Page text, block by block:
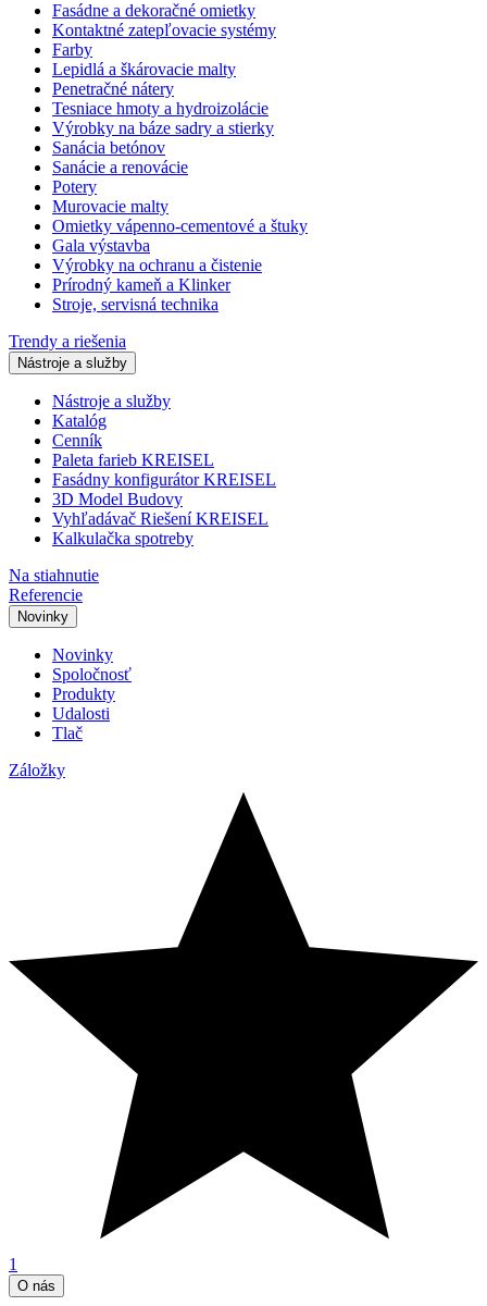
Fasádne a dekoračné omietky
Kontaktné zatepľovacie systémy
Farby
Lepidlá a škárovacie malty
Penetračné nátery
Tesniace hmoty a hydroizolácie
Výrobky na báze sadry a stierky
Sanácia betónov
Sanácie a renovácie
Potery
Murovacie malty
Omietky vápenno-cementové a štuky
Gala výstavba
Výrobky na ochranu a čistenie
Prírodný kameň a Klinker
Stroje, servisná technika
Trendy a riešenia
Nástroje a služby
Nástroje a služby
Katalóg
Cenník
Paleta farieb KREISEL
Fasádny konfigurátor KREISEL
3D Model Budovy
Vyhľadávač Riešení KREISEL
Kalkulačka spotreby
Na stiahnutie
Referencie
Novinky
Novinky
Spoločnosť
Produkty
Udalosti
Tlač
Záložky
1
O nás